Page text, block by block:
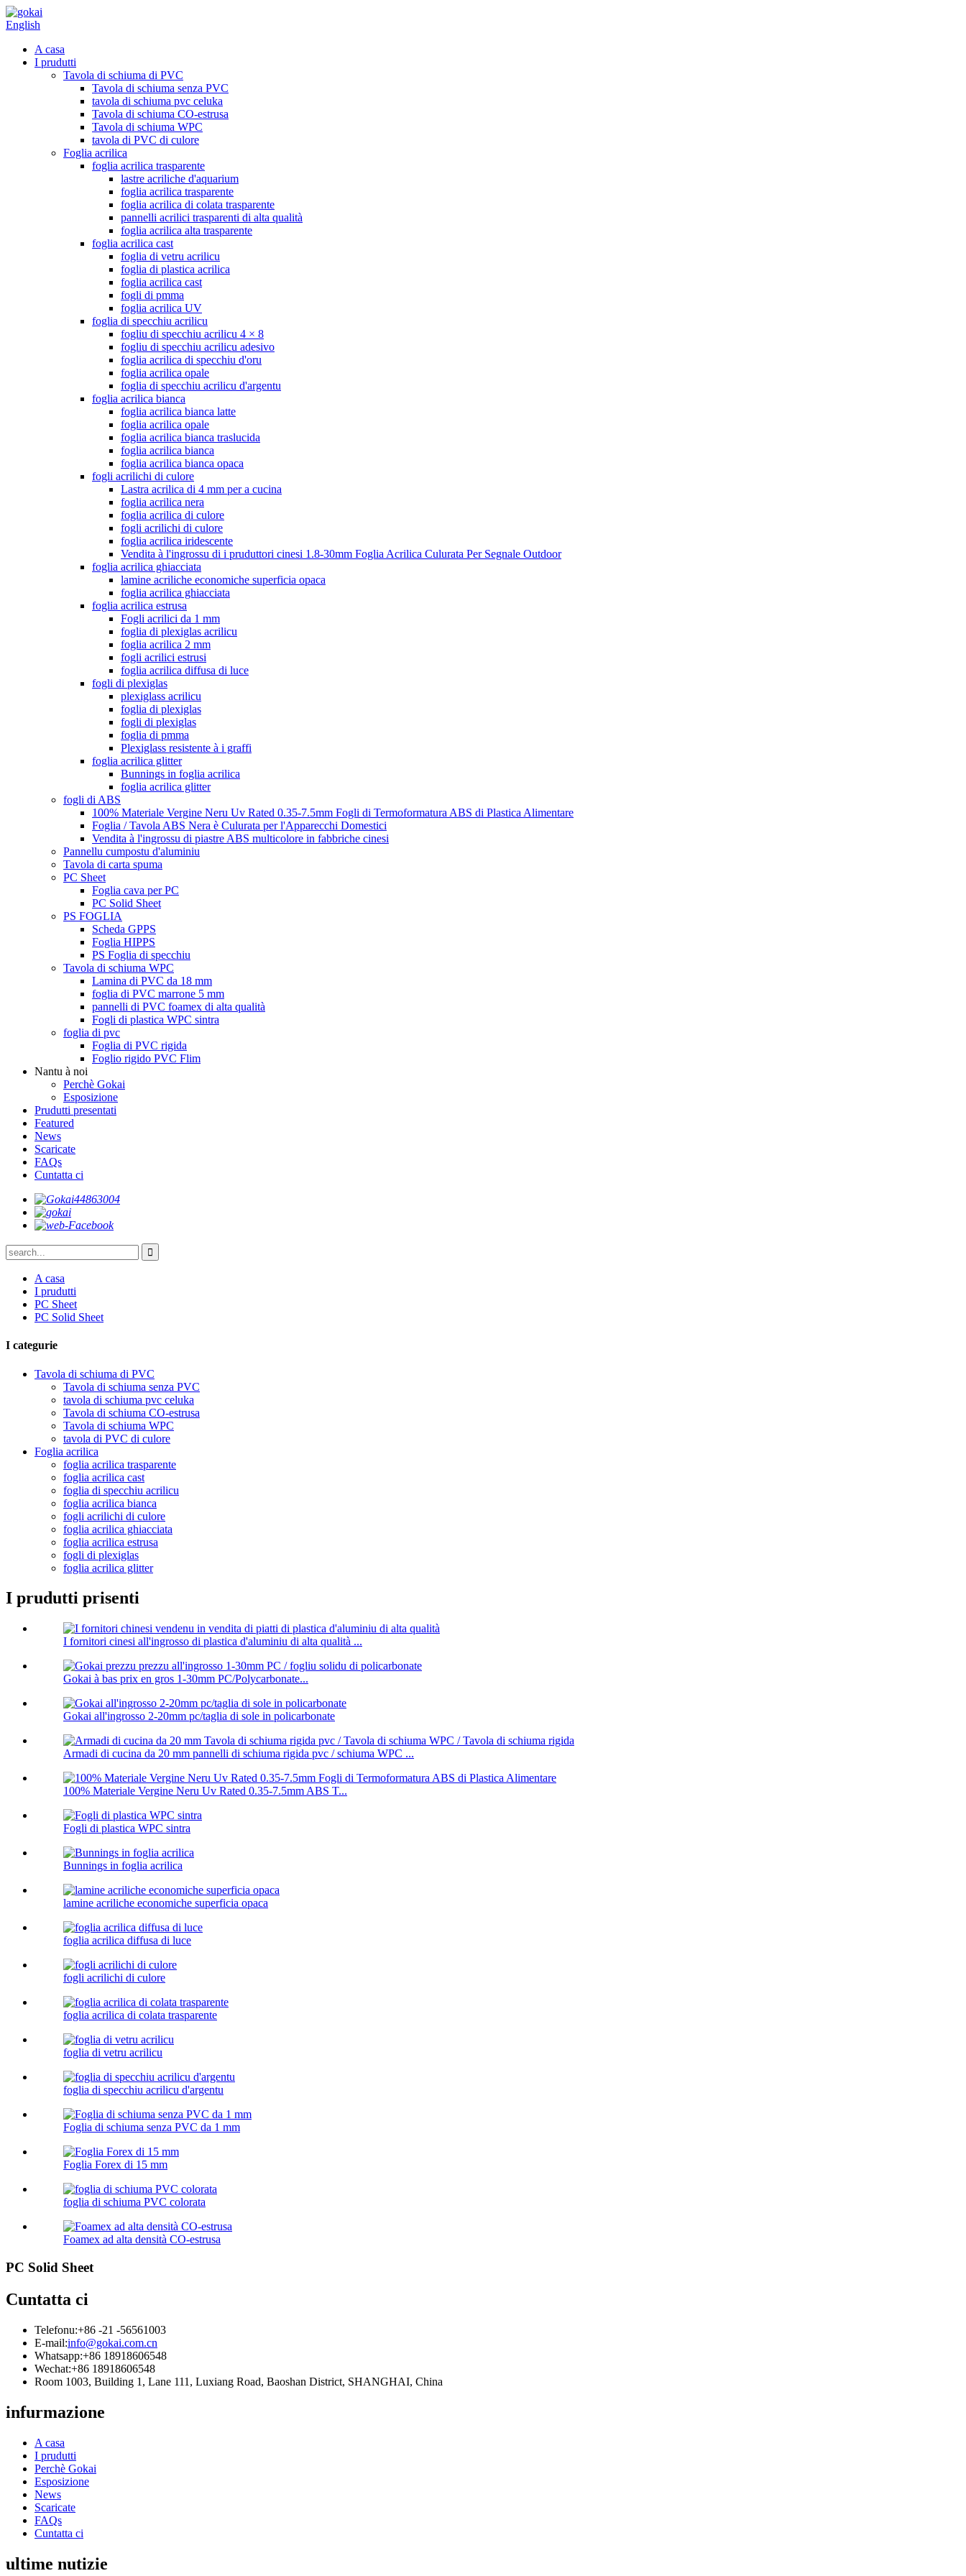
English
A casa
I prudutti
Tavola di schiuma di PVC
Tavola di schiuma senza PVC
tavola di schiuma pvc celuka
Tavola di schiuma CO-estrusa
Tavola di schiuma WPC
tavola di PVC di culore
Foglia acrilica
foglia acrilica trasparente
lastre acriliche d'aquarium
foglia acrilica trasparente
foglia acrilica di colata trasparente
pannelli acrilici trasparenti di alta qualità
foglia acrilica alta trasparente
foglia acrilica cast
foglia di vetru acrilicu
foglia di plastica acrilica
foglia acrilica cast
fogli di pmma
foglia acrilica UV
foglia di specchiu acrilicu
fogliu di specchiu acrilicu 4 × 8
fogliu di specchiu acrilicu adesivo
foglia acrilica di specchiu d'oru
foglia acrilica opale
foglia di specchiu acrilicu d'argentu
foglia acrilica bianca
foglia acrilica bianca latte
foglia acrilica opale
foglia acrilica bianca traslucida
foglia acrilica bianca
foglia acrilica bianca opaca
fogli acrilichi di culore
Lastra acrilica di 4 mm per a cucina
foglia acrilica nera
foglia acrilica di culore
fogli acrilichi di culore
foglia acrilica iridescente
Vendita à l'ingrossu di i pruduttori cinesi 1.8-30mm Foglia Acrilica Culurata Per Segnale Outdoor
foglia acrilica ghiacciata
lamine acriliche economiche superficia opaca
foglia acrilica ghiacciata
foglia acrilica estrusa
Fogli acrilici da 1 mm
foglia di plexiglas acrilicu
foglia acrilica 2 mm
fogli acrilici estrusi
foglia acrilica diffusa di luce
fogli di plexiglas
plexiglass acrilicu
foglia di plexiglas
fogli di plexiglas
foglia di pmma
Plexiglass resistente à i graffi
foglia acrilica glitter
Bunnings in foglia acrilica
foglia acrilica glitter
fogli di ABS
100% Materiale Vergine Neru Uv Rated 0.35-7.5mm Fogli di Termoformatura ABS di Plastica Alimentare
Foglia / Tavola ABS Nera è Culurata per l'Apparecchi Domestici
Vendita à l'ingrossu di piastre ABS multicolore in fabbriche cinesi
Pannellu cumpostu d'aluminiu
Tavola di carta spuma
PC Sheet
Foglia cava per PC
PC Solid Sheet
PS FOGLIA
Scheda GPPS
Foglia HIPPS
PS Foglia di specchiu
Tavola di schiuma WPC
Lamina di PVC da 18 mm
foglia di PVC marrone 5 mm
pannelli di PVC foamex di alta qualità
Fogli di plastica WPC sintra
foglia di pvc
Foglia di PVC rigida
Foglio rigido PVC Flim
Nantu à noi
Perchè Gokai
Esposizione
Prudutti presentati
Featured
News
Scaricate
FAQs
Cuntatta ci
A casa
I prudutti
PC Sheet
PC Solid Sheet
I categurie
Tavola di schiuma di PVC
Tavola di schiuma senza PVC
tavola di schiuma pvc celuka
Tavola di schiuma CO-estrusa
Tavola di schiuma WPC
tavola di PVC di culore
Foglia acrilica
foglia acrilica trasparente
foglia acrilica cast
foglia di specchiu acrilicu
foglia acrilica bianca
fogli acrilichi di culore
foglia acrilica ghiacciata
foglia acrilica estrusa
fogli di plexiglas
foglia acrilica glitter
I prudutti prisenti
I fornitori cinesi all'ingrosso di plastica d'aluminiu di alta qualità ...
Gokai à bas prix en gros 1-30mm PC/Polycarbonate...
Gokai all'ingrosso 2-20mm pc/taglia di sole in policarbonate
Armadi di cucina da 20 mm pannelli di schiuma rigida pvc / schiuma WPC ...
100% Materiale Vergine Neru Uv Rated 0.35-7.5mm ABS T...
Fogli di plastica WPC sintra
Bunnings in foglia acrilica
lamine acriliche economiche superficia opaca
foglia acrilica diffusa di luce
fogli acrilichi di culore
foglia acrilica di colata trasparente
foglia di vetru acrilicu
foglia di specchiu acrilicu d'argentu
Foglia di schiuma senza PVC da 1 mm
Foglia Forex di 15 mm
foglia di schiuma PVC colorata
Foamex ad alta densità CO-estrusa
PC Solid Sheet
Cuntatta ci
Telefonu:+86 -21 -56561003
E-mail:info@gokai.com.cn
Whatsapp:+86 18918606548
Wechat:+86 18918606548
Room 1003, Building 1, Lane 111, Luxiang Road, Baoshan District, SHANGHAI, China
infurmazione
A casa
I prudutti
Perchè Gokai
Esposizione
News
Scaricate
FAQs
Cuntatta ci
ultime nutizie